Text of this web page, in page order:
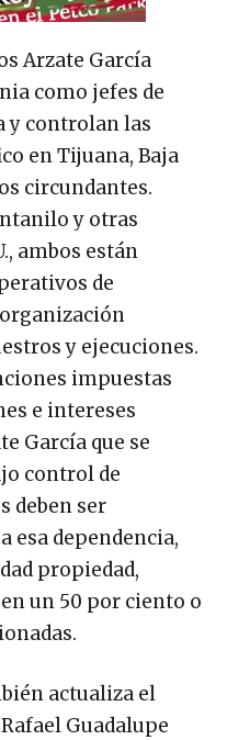
Arzate García
como jefes de
y controlan las
en Tijuana, Baja
circundantes.
y otras
ambos están
de
y ejecuciones.
impuestas
e intereses
García que se
control de
deben ser
esa dependencia,
propiedad,
un 50 por ciento o
actualiza el
Guadalupe